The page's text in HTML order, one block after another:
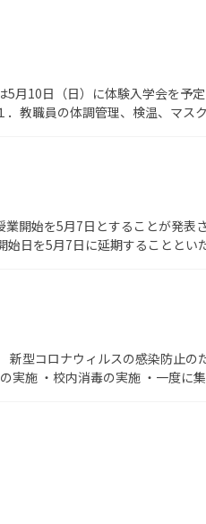
月10日（日）に体験入学会を予
．教職員の体調管理、検温、マ
開始を5月7日とすることが発表
始日を5月7日に延期することと
型コロナウィルスの感染防止の
実施 ・校内消毒の実施 ・一度に